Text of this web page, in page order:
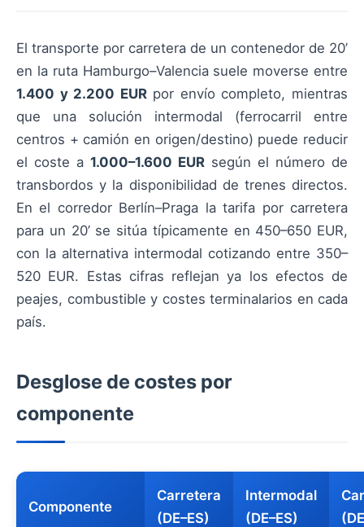
El transporte por carretera de un contenedor de 20’
en la ruta Hamburgo–Valencia suele moverse entre
1.400 y 2.200 EURpor envío completo, mientras
que una solución intermodal (ferrocarril entre
centros + camión en origen/destino) puede reducir
el coste a 1.000–1.600 EUR según el número de
transbordos y la disponibilidad de trenes directos.
En el corredor Berlín–Praga la tarifa por carretera
para un 20’ se sitúa típicamente en 450–650 EUR,
con la alternativa intermodal cotizando entre 350–
520 EUR. Estas cifras reflejan ya los efectos de
peajes, combustible y costes terminalarios en cada
país.
Desglose de costes por
componente
Componente
Carretera
(DE–ES)
Intermodal
(DE–ES)